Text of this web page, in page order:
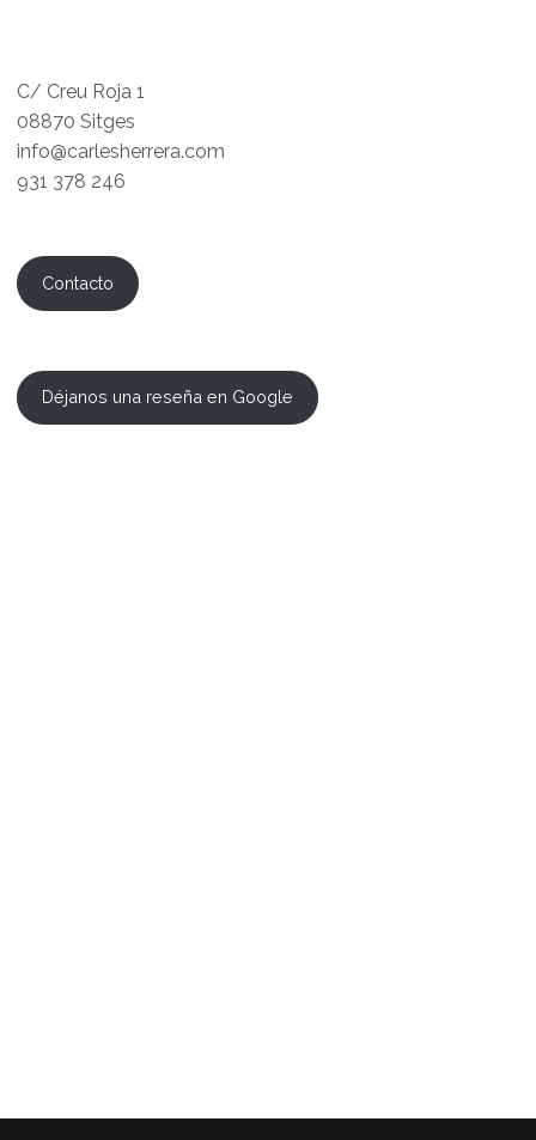
C/ Creu Roja 1
08870 Sitges
info@carlesherrera.com
931 378 246
Contacto
Déjanos una reseña en Google